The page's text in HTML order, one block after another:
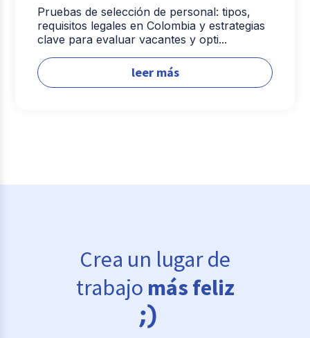
Pruebas de selección de personal: tipos,
requisitos legales en Colombia y estrategias
clave para evaluar vacantes y opti...
leer más
Crea un lugar de
trabajo más feliz